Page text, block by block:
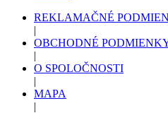
REKLAMAČNÉ
|
OBCHODNÉ
|
O SPOLOČNOSTI
|
MAPA
|